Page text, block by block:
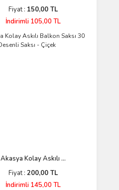
Fiyat : 150,00 TL
İndirimli 105,00 TL
Akasya Kolay Askılı ...
Fiyat : 200,00 TL
İndirimli 145,00 TL